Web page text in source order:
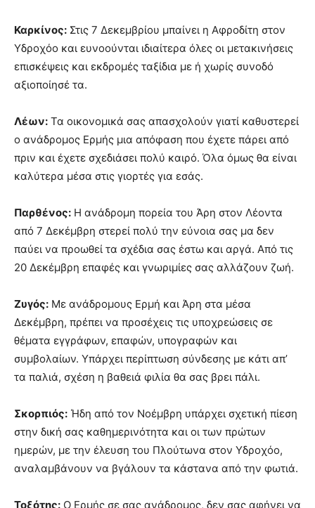
Καρκίνος: Στις 7 Δεκεμβρίου μπαίνει η Αφροδίτη στον
Υδροχόο και ευνοούνται ιδιαίτερα όλες οι μετακινήσεις
επισκέψεις και εκδρομές ταξίδια με ή χωρίς συνοδό
αξιοποίησέ τα.
Λέων: Τα οικονομικά σας απασχολούν γιατί καθυστερεί
ο ανάδρομος Ερμής μια απόφαση που έχετε πάρει από
πριν και έχετε σχεδιάσει πολύ καιρό. Όλα όμως θα είναι
καλύτερα μέσα στις γιορτές για εσάς.
Παρθένος: Η ανάδρομη πορεία του Άρη στον Λέοντα
από 7 Δεκέμβρη στερεί πολύ την εύνοια σας μα δεν
παύει να προωθεί τα σχέδια σας έστω και αργά. Από τις
20 Δεκέμβρη επαφές και γνωριμίες σας αλλάζουν ζωή.
Ζυγός: Με ανάδρομους Ερμή και Άρη στα μέσα
Δεκέμβρη, πρέπει να προσέχεις τις υποχρεώσεις σε
θέματα εγγράφων, επαφών, υπογραφών και
συμβολαίων. Υπάρχει περίπτωση σύνδεσης με κάτι απ’
τα παλιά, σχέση η βαθειά φιλία θα σας βρει πάλι.
Σκορπιός: Ήδη από τον Νοέμβρη υπάρχει σχετική πίεση
στην δική σας καθημερινότητα και οι των πρώτων
ημερών, με την έλευση του Πλούτωνα στον Υδροχόο,
αναλαμβάνουν να βγάλουν τα κάστανα από την φωτιά.
Τοξότης: Ο Ερμής σε σας ανάδρομος, δεν σας αφήνει να